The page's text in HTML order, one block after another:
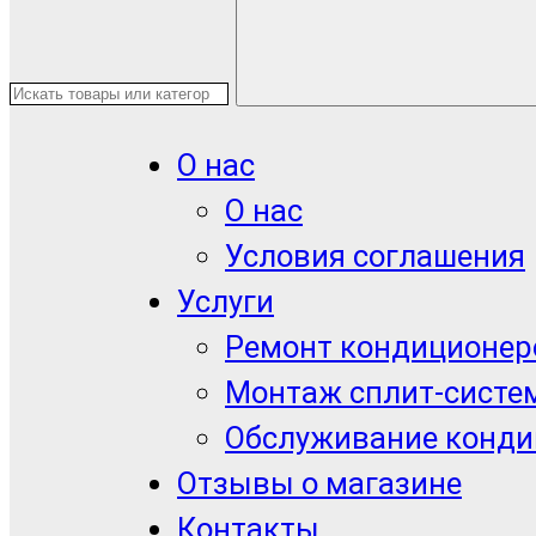
О нас
О нас
Условия соглашения
Услуги
Ремонт
Монтаж сплит-
Обслуживание
Отзывы о магазине
Контакты